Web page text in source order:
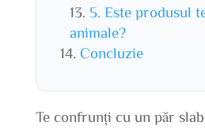
5. Este produsul
animale?
Concluzie
Te confrunți cu un păr